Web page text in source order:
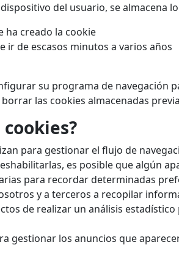
del usuario, se almacena
ha creado la cookie
ir de escasos minutos a varios años
su programa de navegación
las cookies almacenadas
para gestionar el flujo de
es posible que algún
para recordar determinadas
y a terceros a recopilar
de realizar un análisis
gestionar los anuncios que